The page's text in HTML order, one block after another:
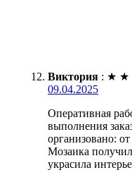
Виктория : ★ ★
09.04.2025
Оперативная
выполнения
организовано:
Мозаика
украсила